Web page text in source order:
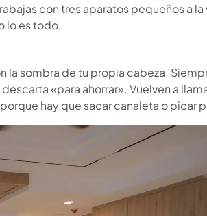
con tres aparatos pequeños a la
lo es todo.
la sombra de tu propia cabeza.
«para ahorrar». Vuelven a
hay que sacar canaleta o picar